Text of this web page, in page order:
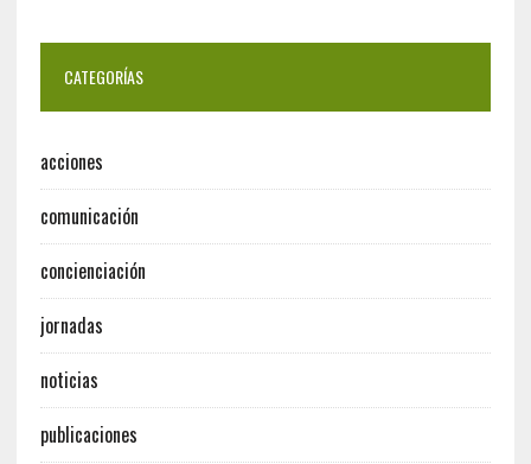
CATEGORÍAS
acciones
comunicación
concienciación
jornadas
noticias
publicaciones